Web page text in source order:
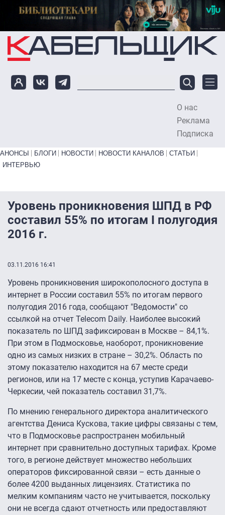
Перейти к основному содержанию
О нас
Реклама
Подписка
Primary links bottom
АНОНСЫ БЛОГИ НОВОСТИ НОВОСТИ КАНАЛОВ
СТАТЬИ
ИНТЕРВЬЮ
Уровень проникновения ШПД в РФ
составил 55% по итогам I полугодия
2016 г.
03.11.2016 16:41
Уровень проникновения широкополосного доступа в
интернет в России составил 55% по итогам первого
полугодия 2016 года, сообщают "Ведомости" со
ссылкой на отчет Telecom Daily. Наиболее высокий
показатель по ШПД зафиксирован в Москве – 84,1%.
При этом в Подмосковье, наоборот, проникновение
одно из самых низких в стране – 30,2%. Область по
этому показателю находится на 67 месте среди
регионов, или на 17 месте с конца, уступив Карачаево-
Черкесии, чей показатель составил 31,7%.
По мнению генерального директора аналитического
агентства Дениса Кускова, такие цифры связаны с тем,
что в Подмосковье распространен мобильный
интернет при сравнительно доступных тарифах. Кроме
того, в регионе действует множество небольших
операторов фиксированной связи – есть данные о
более 4200 выданных лицензиях. Статистика по
мелким компаниям часто не учитывается, поскольку
они не всегда сдают отчетность или предоставляют